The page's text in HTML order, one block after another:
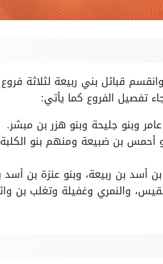
وانقسم قبائل بني ربيعة لثلاثة
تفصيل الفروع كما يأتي:
وبنو جليحة وبنو هزر بن مبشر.
بن ضبيعة ومنهم بنو الكلبة،
أسد بن ربيعة، وبنو عنزة بن أسد
والنمري وغفيلة وتغلب بن